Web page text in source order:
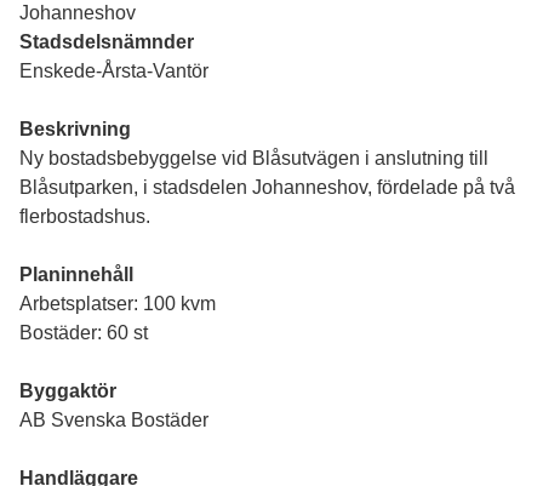
Johanneshov
Stadsdelsnämnder
Enskede-Årsta-Vantör
Beskrivning
Ny bostadsbebyggelse vid Blåsutvägen i anslutning till
Blåsutparken, i stadsdelen Johanneshov, fördelade på två
flerbostadshus.
Planinnehåll
Arbetsplatser: 100 kvm
Bostäder: 60 st
Byggaktör
AB Svenska Bostäder
Handläggare